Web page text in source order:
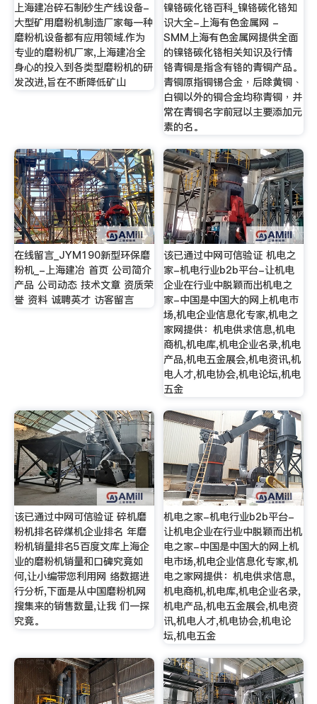
上海建冶碎石制砂生产线设备-
大型矿用磨粉机制造厂家每一种
磨粉机设备都有应用领域.作为
专业的磨粉机厂家,上海建冶全
身心的投入到各类型磨粉机的研
发改进,旨在不断降低矿山
镍铬碳化铬百科_镍铬碳化铬知
识大全-上海有色金属网 -
SMM上海有色金属网提供全面
的镍铬碳化铬相关知识及行情
铬青铜是指含有铬的青铜产品。
青铜原指铜锡合金﹐后除黄铜﹑
白铜以外的铜合金均称青铜﹐并
常在青铜名字前冠以主要添加元
素的名。
在线留言_JYM190新型环保磨
粉机_-上海建冶 首页 公司简介
产品 公司动态 技术文章 资质荣
誉 资料 诚聘英才 访客留言
该已通过中网可信验证 机电之
家-机电行业b2b平台-让机电
企业在行业中脱颖而出机电之
家-中国是中国大的网上机电市
场,机电企业信息化专家,机电之
家网提供：机电供求信息,机电
商机,机电库,机电企业名录,机电
产品,机电五金展会,机电资讯,机
电人才,机电协会,机电论坛,机电
五金
该已通过中网可信验证 碎机磨
粉机排名碎煤机企业排名 年磨
粉机销量排名5百度文库上海企
业的磨粉机销量和口碑究竟如
何,让小编带您利用网 络数据进
行分析,下面是从中国磨粉机网
搜集来的销售数量,让我 们一探
究竟。
机电之家-机电行业b2b平台-
让机电企业在行业中脱颖而出机
电之家-中国是中国大的网上机
电市场,机电企业信息化专家,机
电之家网提供：机电供求信息,
机电商机,机电库,机电企业名录,
机电产品,机电五金展会,机电资
讯,机电人才,机电协会,机电论
坛,机电五金